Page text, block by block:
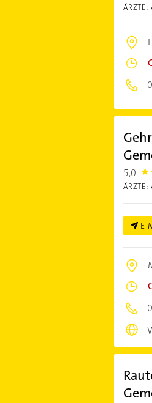
ÄRZTE:
5,0 5.0
ÄRZTE:
E-